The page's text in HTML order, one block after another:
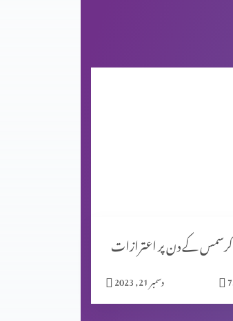
کے دن پر اعترازات
دسمبر 21, 2023